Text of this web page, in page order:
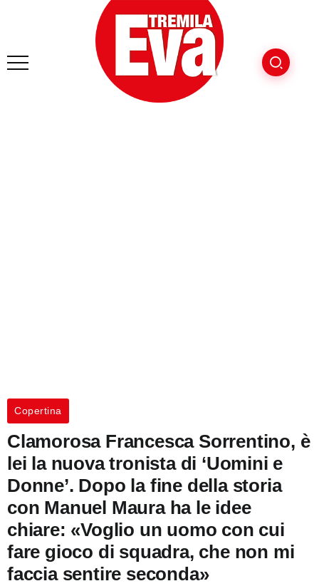
Copertina
Clamorosa Francesca Sorrentino, è
lei la nuova tronista di ‘Uomini e
Donne’. Dopo la fine della storia
con Manuel Maura ha le idee
chiare: «Voglio un uomo con cui
fare gioco di squadra, che non mi
faccia sentire seconda»